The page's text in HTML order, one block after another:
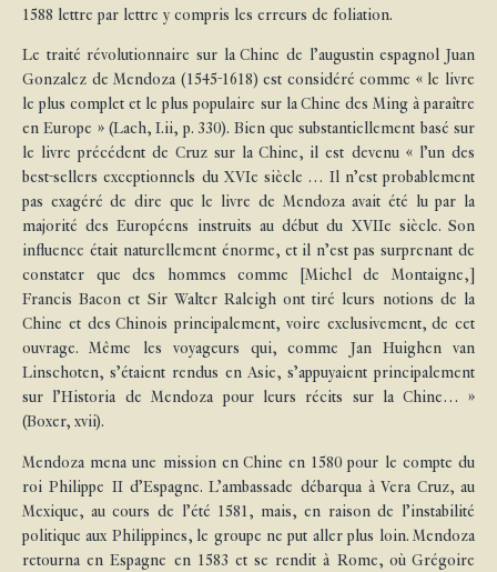
1588 lettre par lettre y compris les erreurs de foliation.
Le traité révolutionnaire sur la Chine de l’augustin espagnol Juan
Gonzalez de Mendoza (1545-1618) est considéré comme « le livre
le plus complet et le plus populaire sur la Chine des Ming à paraître
en Europe » (Lach, I.ii, p. 330). Bien que substantiellement basé sur
le livre précédent de Cruz sur la Chine, il est devenu « l’un des
best-sellers exceptionnels du XVIe siècle … Il n’est probablement
pas exagéré de dire que le livre de Mendoza avait été lu par la
majorité des Européens instruits au début du XVIIe siècle. Son
influence était naturellement énorme, et il n’est pas surprenant de
constater que des hommes comme [Michel de Montaigne,]
Francis Bacon et Sir Walter Raleigh ont tiré leurs notions de la
Chine et des Chinois principalement, voire exclusivement, de cet
ouvrage. Même les voyageurs qui, comme Jan Huighen van
Linschoten, s’étaient rendus en Asie, s’appuyaient principalement
sur l’Historia de Mendoza pour leurs récits sur la Chine… »
(Boxer, xvii).
Mendoza mena une mission en Chine en 1580 pour le compte du
roi Philippe II d’Espagne. L’ambassade débarqua à Vera Cruz, au
Mexique, au cours de l’été 1581, mais, en raison de l’instabilité
politique aux Philippines, le groupe ne put aller plus loin. Mendoza
retourna en Espagne en 1583 et se rendit à Rome, où Grégoire